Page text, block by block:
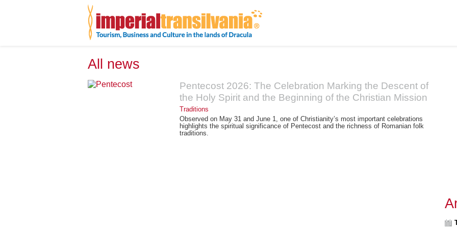
All news
Pentecost 2026: The Celebration Marking the Descent of
the Holy Spirit and the Beginning of the Christian Mission
Traditions
Observed on May 31 and June 1, one of Christianity’s most important celebrations
highlights the spiritual significance of Pentecost and the richness of Romanian folk
traditions.